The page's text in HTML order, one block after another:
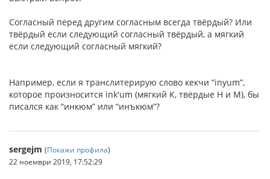
Согласный перед другим согласным всегда твёрдый? Или
твёрдый если следующий согласный твёрдый, а мягкий
если следующий согласный мягкий?
Например, если я транслитерирую слово кекчи “inyum”,
которое произносится ink'um (мягкий К, твёрдые Н и М), бы
писался как “инкюм” или “инъкюм”?
sergejm (Покажи профила)
22 ноември 2019, 17:52:29